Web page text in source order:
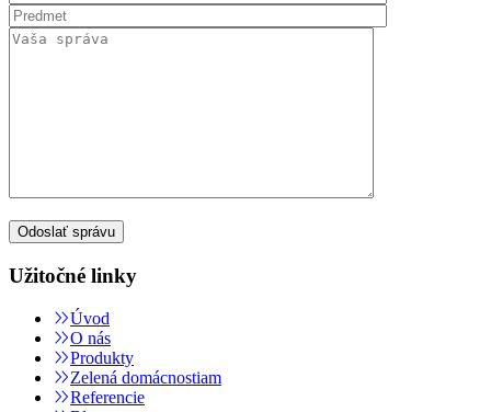
Užitočné linky
Úvod
O nás
Produkty
Zelená domácnostiam
Referencie